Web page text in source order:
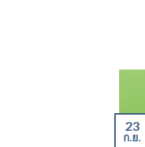
23
ก.ย.